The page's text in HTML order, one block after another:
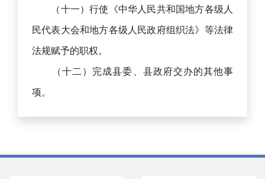
（十一）行使《中华人民共和国地方各级人
民代表大会和地方各级人民政府组织法》等法律
法规赋予的职权。
（十二）完成县委、县政府交办的其他事
项。